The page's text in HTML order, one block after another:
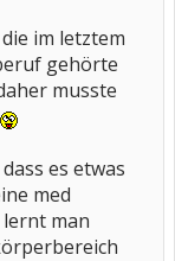
im letztem
gehörte
musste
es etwas
med
man